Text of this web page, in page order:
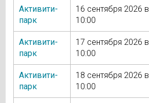
Активити-
парк
16 сентября 2026 в
10:00
Активити-
парк
17 сентября 2026 в
10:00
Активити-
парк
18 сентября 2026 в
10:00